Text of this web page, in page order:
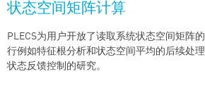
状态空间矩阵计算
PLECS为用户开放了读取系统状态空间矩阵
行例如特征根分析和状态空间平均的后续处
状态反馈控制的研究。